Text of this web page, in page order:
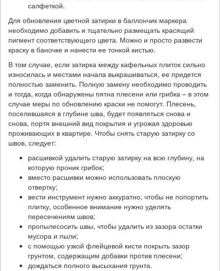
салфеткой.
Для обновления цветной затирки в баллончик маркера
необходимо добавить и тщательно размещать красящий
пигмент соответствующего цвета. Можно и просто развести
краску в баночке и нанести ее тонкой кистью.
В том случае, если затирка между кафельных плиток сильно
износилась и местами начала выкрашиваться, ее придется
полностью заменить. Полную замену необходимо проводить
и тогда, когда обнаружены пятна плесени или грибка – в этом
случае меры по обновлению краски не помогут. Плесень,
поселившаяся в глубине шва, будет появляться снова и
снова, портя внешний вид покрытия и угрожая здоровью
проживающих в квартире. Чтобы снять старую затирку со
швов, следует:
расшивкой удалить старую затирку на всю глубину, на
которую проник грибок;
вместо расшивки можно использовать плоскую
отвертку;
вести инструмент нужно аккуратно, чтобы не попортить
плитку, особенное внимание нужно уделять
пересечениям швов;
пропылесосить швы, чтобы удалить из зазора остатки
мусора и пыли;
с помощью узкой флейцевой кисти покрыть зазор
грунтом, содержащим добавки против плесени;
дождаться полного высыхания грунта.